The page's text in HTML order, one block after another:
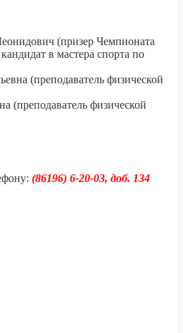
(призер Чемпионата
в мастера спорта по
(преподаватель физической
(преподаватель физической
(86196) 6-20-03, доб. 134